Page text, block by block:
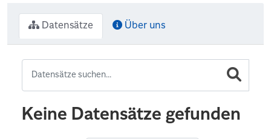
Datensätze Über uns
Keine Datensätze gefunden